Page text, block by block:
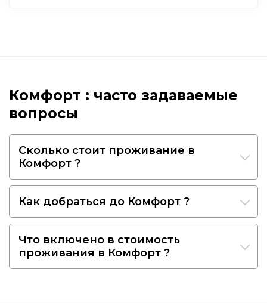
Комфорт : часто задаваемые
вопросы
Сколько стоит проживание в
Комфорт ?
Как добраться до Комфорт ?
Что включено в стоимость
проживания в Комфорт ?